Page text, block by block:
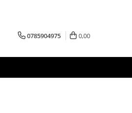
0785904975 0,00